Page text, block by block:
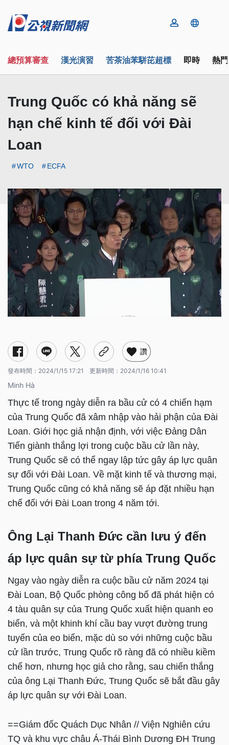
總預算審查 漢光演習 苦茶油苯駢芘超標 即時 熱
Trung Quốc có khả năng sẽ
hạn chế kinh tế đối với Đài
Loan
WTO ECFA
讚
發布時間： 2024/1/15 17:21 更新時間： 2024/1/16 10:41
Minh Hà
Thực tế trong ngày diễn ra bầu cử có 4 chiến hạm
của Trung Quốc đã xâm nhập vào hải phận của Đài
Loan. Giới học giả nhận định, với việc Đảng Dân
Tiến giành thắng lợi trong cuộc bầu cử lần này,
Trung Quốc sẽ có thể ngay lập tức gây áp lực quân
sự đối với Đài Loan. Về mặt kinh tế và thương mại,
Trung Quốc cũng có khả năng sẽ áp đặt nhiều hạn
chế đối với Đài Loan trong 4 năm tới.
Ông Lại Thanh Đức cần lưu ý đến
áp lực quân sự từ phía Trung Quốc
Ngay vào ngày diễn ra cuộc bầu cử năm 2024 tại
Đài Loan, Bộ Quốc phòng công bố đã phát hiện có
4 tàu quân sự của Trung Quốc xuất hiện quanh eo
biển, và một khinh khí cầu bay vượt đường trung
tuyến của eo biển, mặc dù so với những cuộc bầu
cử lần trước, Trung Quốc rõ ràng đã có nhiều kiềm
chế hơn, nhưng học giả cho rằng, sau chiến thắng
của ông Lại Thanh Đức, Trung Quốc sẽ bắt đầu gây
áp lực quân sự với Đài Loan.
==Giám đốc Quách Dục Nhân // Viện Nghiên cứu
TQ và khu vực châu Á-Thái Bình Dương ĐH Trung